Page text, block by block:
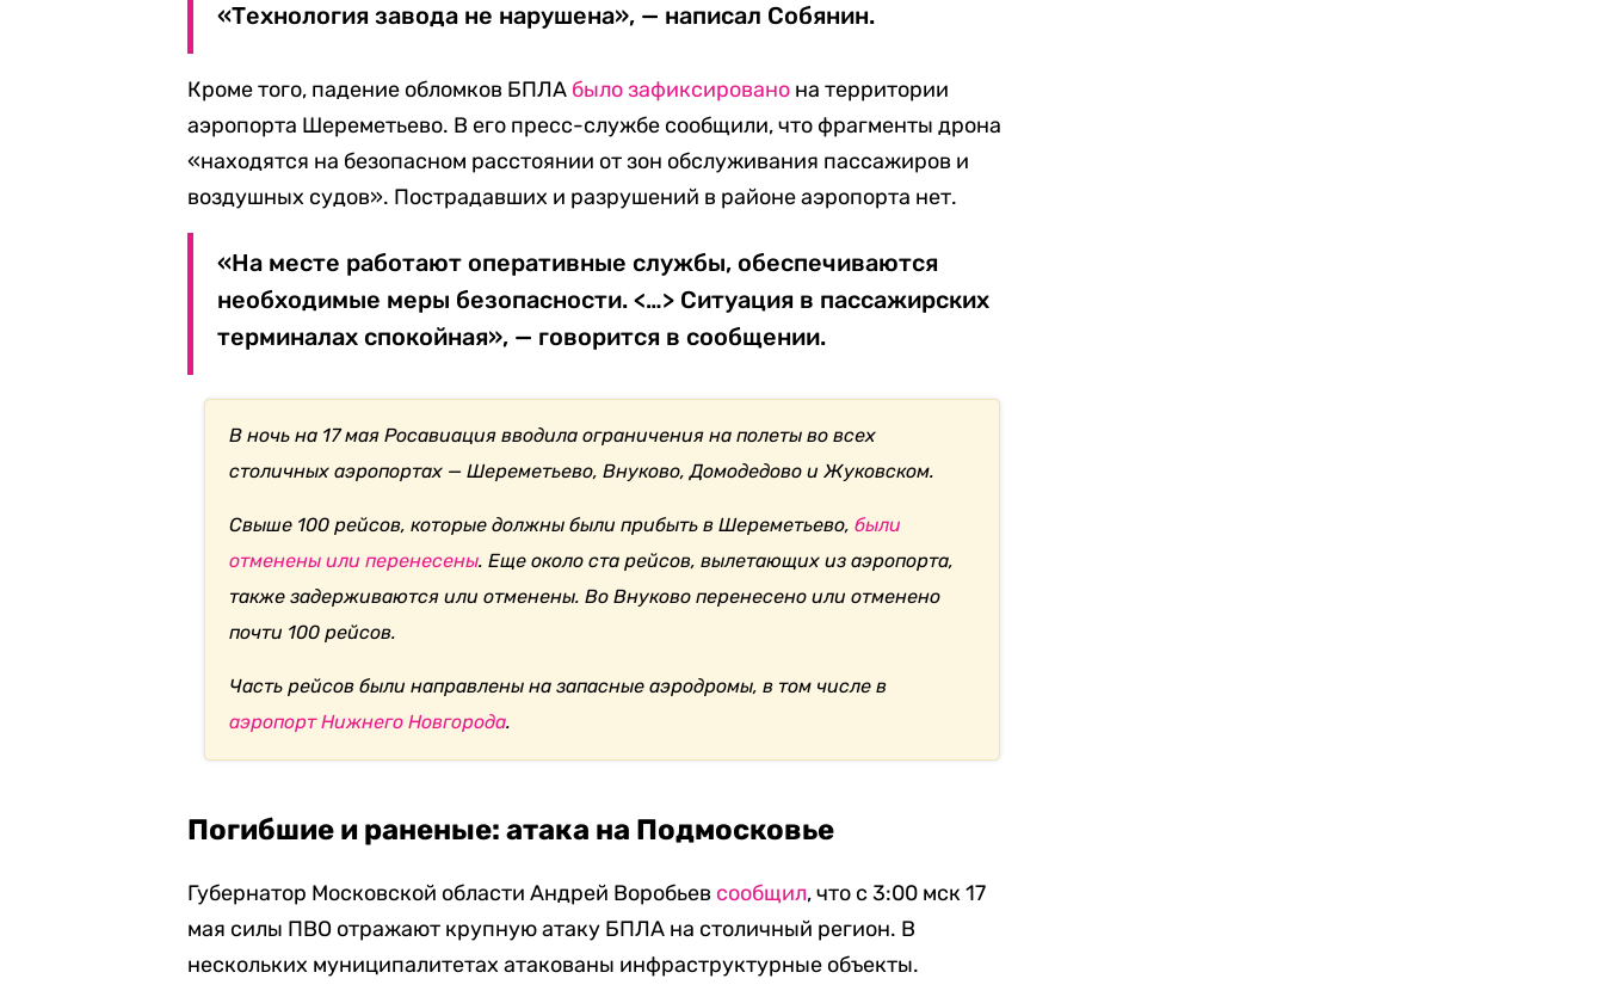
«Технология завода не нарушена», — написал Собянин.
Кроме того, падение обломков БПЛА было зафиксировано на территории
аэропорта Шереметьево. В его пресс-службе сообщили, что фрагменты дрона
«находятся на безопасном расстоянии от зон обслуживания пассажиров и
воздушных судов». Пострадавших и разрушений в районе аэропорта нет.
«На месте работают оперативные службы, обеспечиваются
необходимые меры безопасности. <…> Ситуация в пассажирских
терминалах спокойная», — говорится в сообщении.
В ночь на 17 мая Росавиация вводила ограничения на полеты во всех
столичных аэропортах — Шереметьево, Внуково, Домодедово и Жуковском.
Свыше 100 рейсов, которые должны были прибыть в Шереметьево,были
отменены или перенесены. Еще около ста рейсов, вылетающих из аэропорта,
также задерживаются или отменены. Во Внуково перенесено или отменено
почти 100 рейсов.
Часть рейсов были направлены на запасные аэродромы, в том числе в
аэропорт Нижнего Новгорода.
Погибшие и раненые: атака на Подмосковье
Губернатор Московской области Андрей Воробьев сообщил, что с 3:00 мск 17
мая силы ПВО отражают крупную атаку БПЛА на столичный регион. В
нескольких муниципалитетах атакованы инфраструктурные объекты.